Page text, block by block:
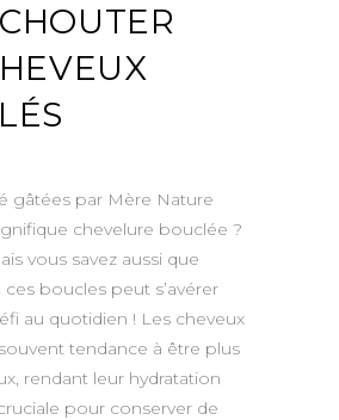
gâtées par Mère Nature
chevelure bouclée ?
vous savez aussi que
ces boucles peut s’avérer
au quotidien ! Les cheveux
tendance à être plus
rendant leur hydratation
pour conserver de